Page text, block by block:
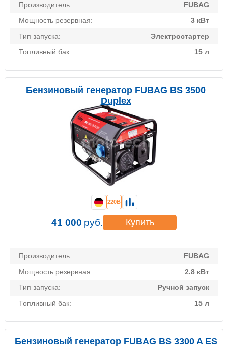
Производитель:
FUBAG
Мощность резервная:
3 кВт
Тип запуска:
Электростартер
Топливный бак:
15 л
Бензиновый генератор FUBAG BS 3500
Duplex
Производитель:
FUBAG
Мощность резервная:
2.8 кВт
Тип запуска:
Ручной запуск
Топливный бак:
15 л
220В
41 000 руб. Купить
Бензиновый генератор FUBAG BS 3300 A ES